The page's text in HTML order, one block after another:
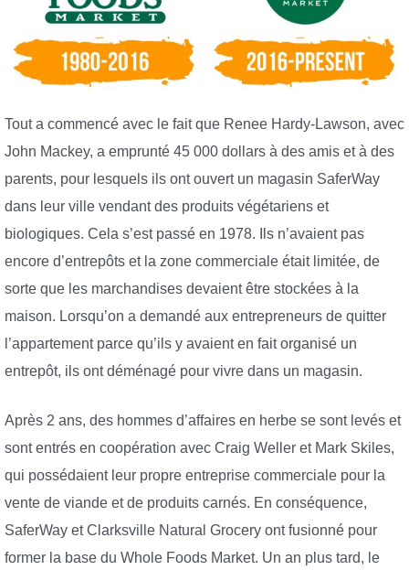
Tout a commencé avec le fait que Renee Hardy-Lawson, avec
John Mackey, a emprunté 45 000 dollars à des amis et à des
parents, pour lesquels ils ont ouvert un magasin SaferWay
dans leur ville vendant des produits végétariens et
biologiques. Cela s’est passé en 1978. Ils n’avaient pas
encore d’entrepôts et la zone commerciale était limitée, de
sorte que les marchandises devaient être stockées à la
maison. Lorsqu’on a demandé aux entrepreneurs de quitter
l’appartement parce qu’ils y avaient en fait organisé un
entrepôt, ils ont déménagé pour vivre dans un magasin.
Après 2 ans, des hommes d’affaires en herbe se sont levés et
sont entrés en coopération avec Craig Weller et Mark Skiles,
qui possédaient leur propre entreprise commerciale pour la
vente de viande et de produits carnés. En conséquence,
SaferWay et Clarksville Natural Grocery ont fusionné pour
former la base du Whole Foods Market. Un an plus tard, le